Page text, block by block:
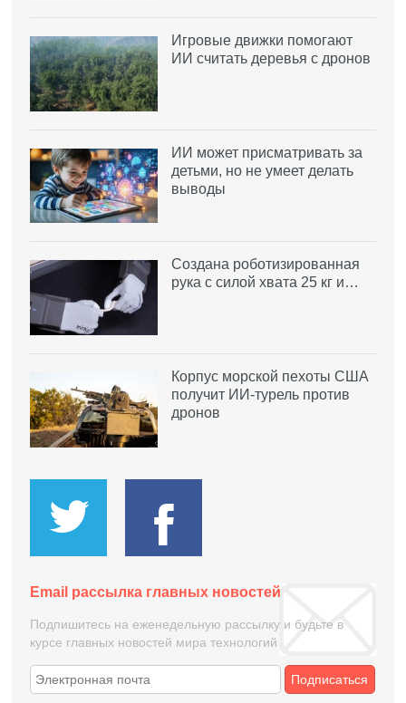
Игровые движки помогают
ИИ считать деревья с дронов
ИИ может присматривать за
детьми, но не умеет делать
выводы
Создана роботизированная
рука с силой хвата 25 кг и…
Корпус морской пехоты США
получит ИИ-турель против
дронов
Email рассылка главных новостей
Подпишитесь на еженедельную рассылку и будьте в
курсе главных новостей мира технологий
Подписаться